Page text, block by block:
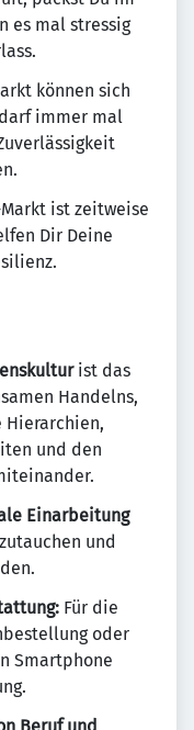
es mal stressig
können sich
immer mal
ist zeitweise
Dir Deine
ist das
Handelns,
Hierarchien,
und den
Einarbeitung
und
Für die
oder
Smartphone